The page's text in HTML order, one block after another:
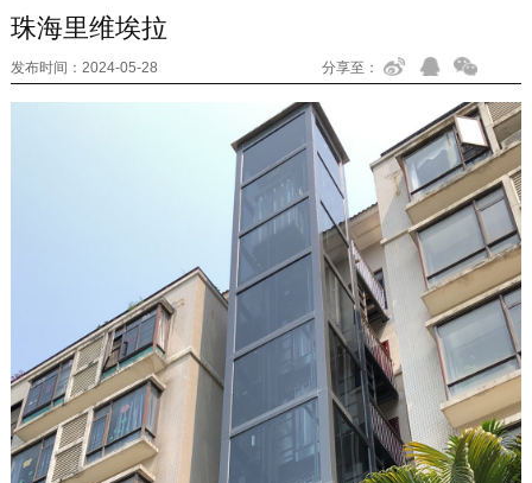
珠海里维埃拉
发布时间： 2024-05-28 分享至：